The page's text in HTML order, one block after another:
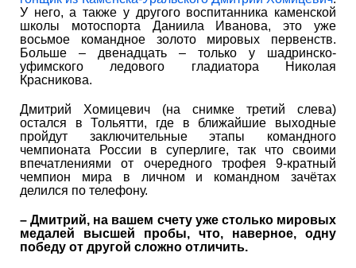
У него, а также у другого воспитанника каменской
школы мотоспорта Даниила Иванова, это уже
восьмое командное золото мировых первенств.
Больше – двенадцать – только у шадринско-
уфимского ледового гладиатора Николая
Красникова.
Дмитрий Хомицевич (на снимке третий слева)
остался в Тольятти, где в ближайшие выходные
пройдут заключительные этапы командного
чемпионата России в суперлиге, так что своими
впечатлениями от очередного трофея 9-кратный
чемпион мира в личном и командном зачётах
делился по телефону.
– Дмитрий, на вашем счету уже столько мировых
медалей высшей пробы, что, наверное, одну
победу от другой сложно отличить.